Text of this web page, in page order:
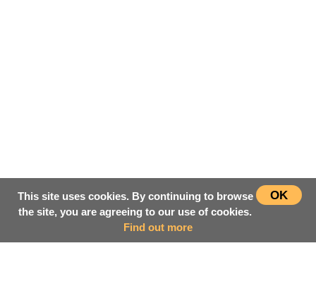
OK
This site uses cookies. By continuing to browse
the site, you are agreeing to our use of cookies.
Find out more